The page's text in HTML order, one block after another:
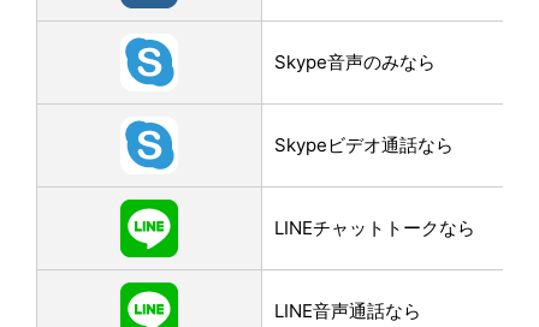
Skype音声のみなら
Skypeビデオ通話なら
LINEチャットトークなら
LINE音声通話なら